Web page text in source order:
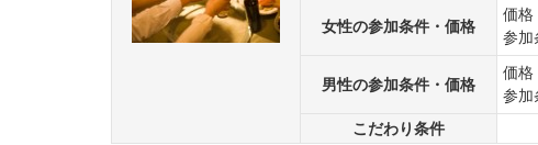
女性の参加条件・価格
価格
参加
男性の参加条件・価格
価格
参加
こだわり条件